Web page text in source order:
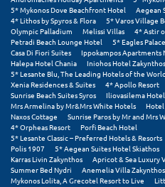
Φιλιατρά Μεσσηνίας
Φλώρινα
Φοινικούντα
Χ
Χαλκίδα
Χαλκιδική
5* Mykonos Dove Beachfront Hotel
Aegean
4* Lithos by Spyros & Flora
5* Varos Village
Olympic Palladium
Melissi Villas
4* Astir
Petradi Beach Lounge Hotel
5* Eagles
Casa Di Fiori Suites
Ippokampos Apartments
Halepa Hotel Chania
Iniohos Hotel Zakynthos
5* Lesante Blu, The Leading Hotels of the World
Xenia Residences & Suites
4* Apollo Resort
Sunrise Beach Suites Syros
Iliovasilema Hotel
Mrs Armelina by Mr&Mrs White Hotels
Hotel
Naxos Cottage
Sunrise Paros by Mr and Mrs
4* Orpheas Resort
Porfi Beach Hotel
5* Lesante Classic – Preferred Hotels & Resorts
Polis 1907
5* Aegean Suites Hotel Skiathos
Karras Livin Zakynthos
Apricot & Sea Luxury
Summer Bed Nydri
Anemelia Villa Zakynthos
Mykonos Lolita, A Grecotel Resort to Live